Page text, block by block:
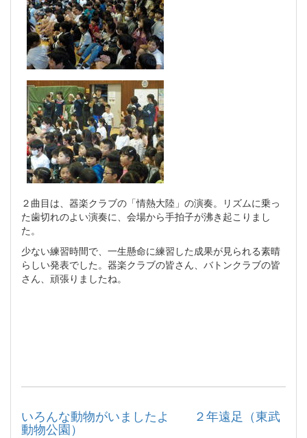
２曲目は、器楽クラブの「情熱大陸」の演奏。リズムに乗っ
た歯切れのよい演奏に、会場から手拍子が沸き起こりまし
た。
少ない練習時間で、一生懸命に練習した成果が見られる素晴
らしい発表でした。器楽クラブの皆さん、バトンクラブの皆
さん、頑張りましたね。
いろんな動物がいましたよ ２年遠足（東武
動物公園）